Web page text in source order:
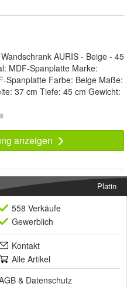
AURIS - Beige - 45
MDF-Spanplatte Marke:
Spanplatte Farbe: Beige Maße:
37 cm Tiefe: 45 cm Gewicht:
anzeigen
Platin
558 Verkäufe
Gewerblich
Kontakt
Alle Artikel
& Datenschutz